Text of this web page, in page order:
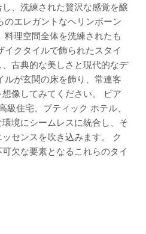
、洗練された贅沢な感覚を醸
のエレガントなヘリンボーン
理空間全体を洗練されたも
クタイルで飾られたスタイ
古典的な美しさと現代的なデ
が玄関の床を飾り、常連客
像してみてください。 ビア
住宅、ブティック ホテル、
境にシームレスに統合し、そ
センスを吹き込みます。 ク
欠な要素となるこれらのタイ